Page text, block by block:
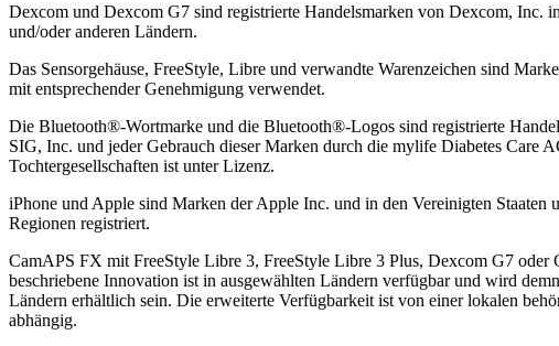
Dexcom und Dexcom G7 sind registrierte Handelsmarken von Dexcom, Inc.
und/oder anderen Ländern.
Das Sensorgehäuse, FreeStyle, Libre und verwandte Warenzeichen sind
mit entsprechender Genehmigung verwendet.
Die Bluetooth®-Wortmarke und die Bluetooth®-Logos sind registrierte
SIG, Inc. und jeder Gebrauch dieser Marken durch die mylife Diabetes Care
Tochtergesellschaften ist unter Lizenz.
iPhone und Apple sind Marken der Apple Inc. und in den Vereinigten Staaten
Regionen registriert.
CamAPS FX mit FreeStyle Libre 3, FreeStyle Libre 3 Plus, Dexcom G7
beschriebene Innovation ist in ausgewählten Ländern verfügbar und wird
Ländern erhältlich sein. Die erweiterte Verfügbarkeit ist von einer lokalen
abhängig.